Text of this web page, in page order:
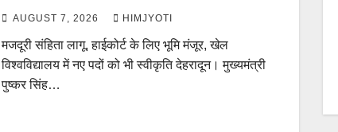
AUGUST 7, 2026 HIMJYOTI
मजदूरी संहिता लागू, हाईकोर्ट के लिए भूमि मंजूर, खेल
विश्वविद्यालय में नए पदों को भी स्वीकृति देहरादून। मुख्यमंत्री
पुष्कर सिंह…